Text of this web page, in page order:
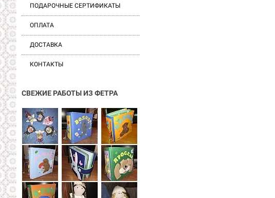
ПОДАРОЧНЫЕ СЕРТИФИКАТЫ
ОПЛАТА
ДОСТАВКА
КОНТАКТЫ
СВЕЖИЕ РАБОТЫ ИЗ ФЕТРА